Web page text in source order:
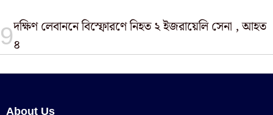
দক্ষিণ লেবাননে বিস্ফোরণে নিহত ২ ইজরায়েলি সেনা , আহত
৪
About Us